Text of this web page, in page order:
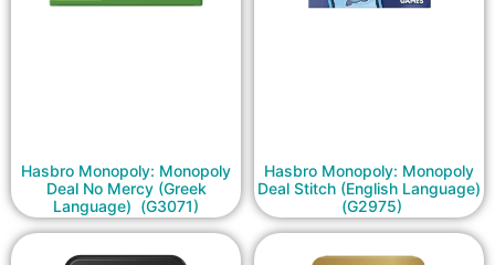
Hasbro Monopoly: Monopoly
Deal No Mercy (Greek
Language) (G3071)
Hasbro Monopoly: Monopoly
Deal Stitch (English Language)
(G2975)